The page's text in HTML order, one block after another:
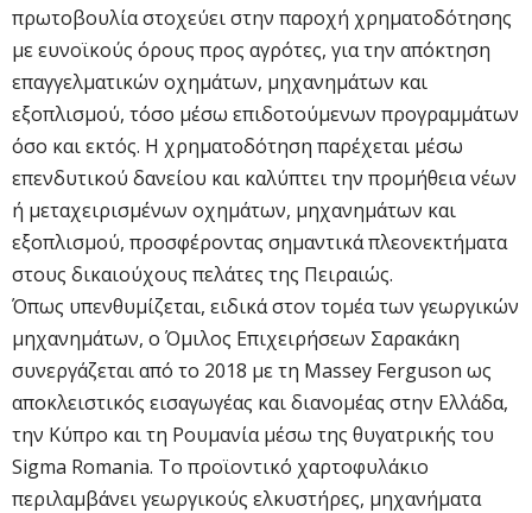
πρωτοβουλία στοχεύει στην παροχή χρηματοδότησης
με ευνοϊκούς όρους προς αγρότες, για την απόκτηση
επαγγελματικών οχημάτων, μηχανημάτων και
εξοπλισμού, τόσο μέσω επιδοτούμενων προγραμμάτων
όσο και εκτός. Η χρηματοδότηση παρέχεται μέσω
επενδυτικού δανείου και καλύπτει την προμήθεια νέων
ή μεταχειρισμένων οχημάτων, μηχανημάτων και
εξοπλισμού, προσφέροντας σημαντικά πλεονεκτήματα
στους δικαιούχους πελάτες της Πειραιώς.
Όπως υπενθυμίζεται, ειδικά στον τομέα των γεωργικών
μηχανημάτων, ο Όμιλος Επιχειρήσεων Σαρακάκη
συνεργάζεται από το 2018 με τη Massey Ferguson ως
αποκλειστικός εισαγωγέας και διανομέας στην Ελλάδα,
την Κύπρο και τη Ρουμανία μέσω της θυγατρικής του
Sigma Romania. Το προϊοντικό χαρτοφυλάκιο
περιλαμβάνει γεωργικούς ελκυστήρες, μηχανήματα